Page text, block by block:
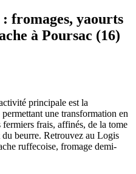
fromages, yaourts
à Poursac (16)
principale est la
une transformation en
frais, affinés, de la tome
beurre. Retrouvez au Logis
ruffecoise, fromage demi-